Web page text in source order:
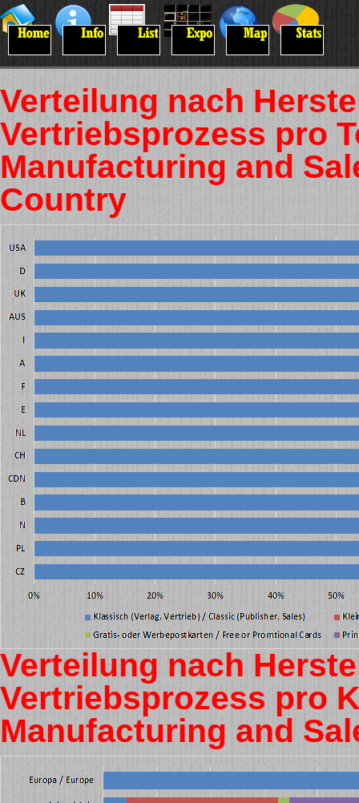
Verteilung nach
Vertriebsprozess pro
Manufacturing and
Country
Verteilung nach
Vertriebsprozess pro
Manufacturing and